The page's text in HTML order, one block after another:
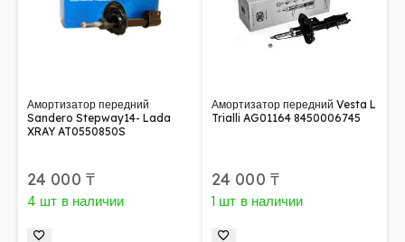
Амортизатор передний
Sandero Stepway14- Lada
XRAY AT0550850S
24 000 ₸
4 шт в наличии
Амортизатор передний Vesta L
Trialli AG01164 8450006745
24 000 ₸
1 шт в наличии